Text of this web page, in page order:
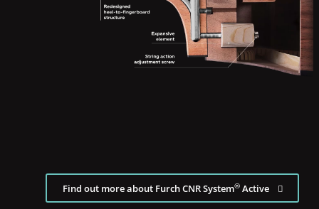
Find out more about Furch CNR System® Active